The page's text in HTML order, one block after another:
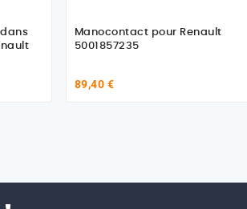
Manocontact pour Renault
5001857235
89,40 €